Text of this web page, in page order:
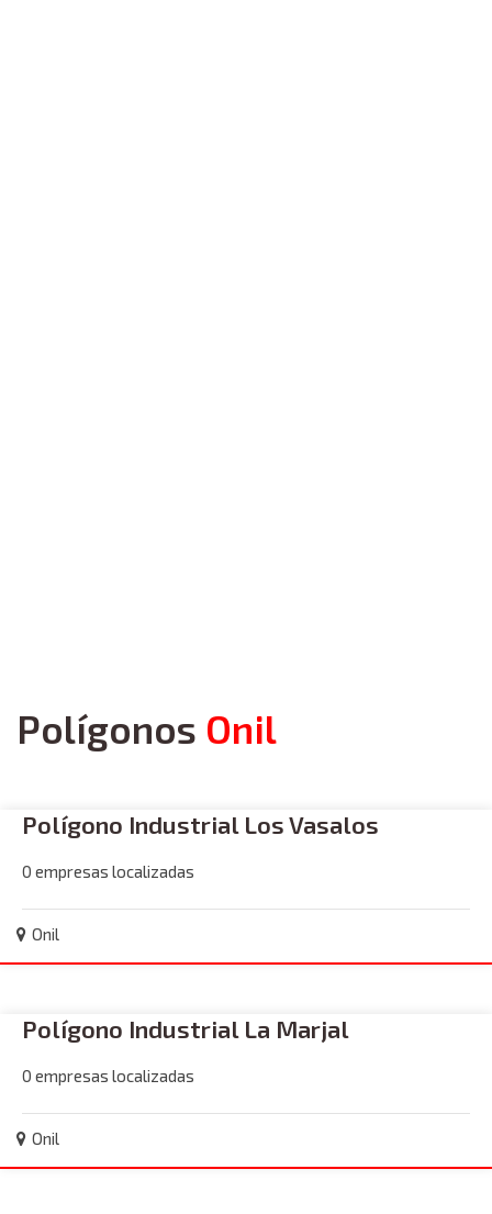
Polígonos Onil
Polígono Industrial Los Vasalos
0 empresas localizadas
Onil
Polígono Industrial La Marjal
0 empresas localizadas
Onil